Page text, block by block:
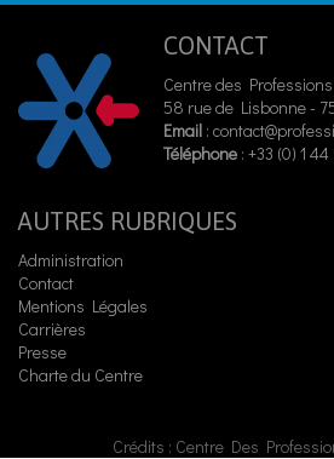
CONTACT
Centre des
58 rue de Lisbonne -
Email :
Téléphone : +33 (0) 1
AUTRES RUBRIQUES
Administration
Contact
Mentions Légales
Carrières
Presse
Charte du Centre
Crédits : Centre Des